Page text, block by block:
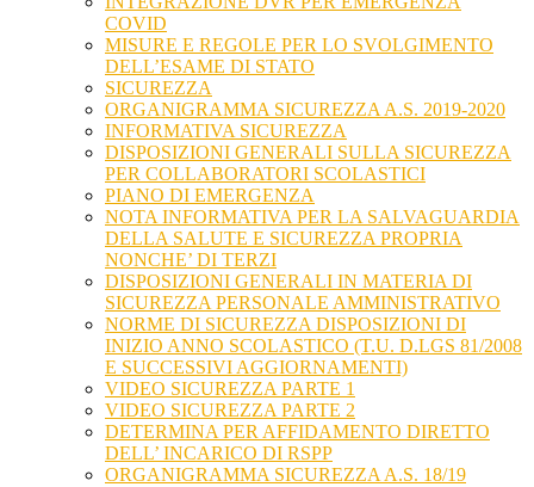
COVID
MISURE E REGOLE PER LO SVOLGIMENTO
DELL’ESAME DI STATO
SICUREZZA
ORGANIGRAMMA SICUREZZA A.S. 2019-2020
INFORMATIVA SICUREZZA
DISPOSIZIONI GENERALI SULLA SICUREZZA
PER COLLABORATORI SCOLASTICI
PIANO DI EMERGENZA
NOTA INFORMATIVA PER LA SALVAGUARDIA
DELLA SALUTE E SICUREZZA PROPRIA
NONCHE’ DI TERZI
DISPOSIZIONI GENERALI IN MATERIA DI
SICUREZZA PERSONALE AMMINISTRATIVO
NORME DI SICUREZZA DISPOSIZIONI DI
INIZIO ANNO SCOLASTICO (T.U. D.LGS 81/2008
E SUCCESSIVI AGGIORNAMENTI)
VIDEO SICUREZZA PARTE 1
VIDEO SICUREZZA PARTE 2
DETERMINA PER AFFIDAMENTO DIRETTO
DELL’ INCARICO DI RSPP
ORGANIGRAMMA SICUREZZA A.S. 18/19